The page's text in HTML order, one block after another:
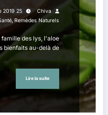
Chiva
25 Septembre 2019
, Remèdes Naturels
des lys, l'aloe
au-delà de…
Lire la suite